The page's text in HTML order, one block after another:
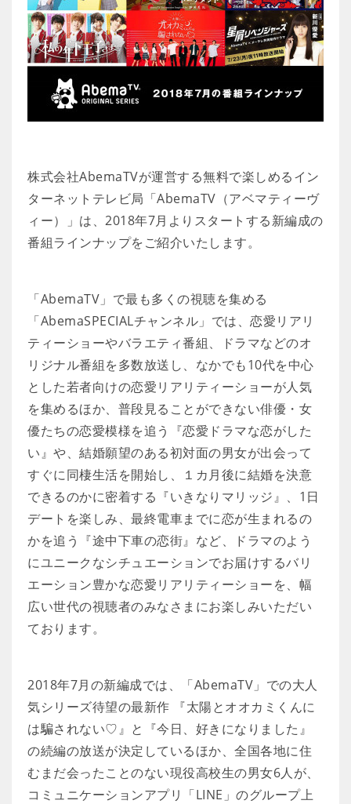
株式会社AbemaTVが運営する無料で楽しめるイン
ターネットテレビ局「AbemaTV（アベマティーヴ
ィー）」は、2018年7月よりスタートする新編成の
番組ラインナップをご紹介いたします。
「AbemaTV」で最も多くの視聴を集める
「AbemaSPECIALチャンネル」では、恋愛リアリ
ティーショーやバラエティ番組、ドラマなどのオ
リジナル番組を多数放送し、なかでも10代を中心
とした若者向けの恋愛リアリティーショーが人気
を集めるほか、普段見ることができない俳優・女
優たちの恋愛模様を追う『恋愛ドラマな恋がした
い』や、結婚願望のある初対面の男女が出会って
すぐに同棲生活を開始し、１カ月後に結婚を決意
できるのかに密着する『いきなりマリッジ』、1日
デートを楽しみ、最終電車までに恋が生まれるの
かを追う『途中下車の恋街』など、ドラマのよう
にユニークなシチュエーションでお届けするバリ
エーション豊かな恋愛リアリティーショーを、幅
広い世代の視聴者のみなさまにお楽しみいただい
ております。
2018年7月の新編成では、「AbemaTV」での大人
気シリーズ待望の最新作 『太陽とオオカミくんに
は騙されない♡』と『今日、好きになりました』
の続編の放送が決定しているほか、全国各地に住
むまだ会ったことのない現役高校生の男女6人が、
コミュニケーションアプリ「LINE」のグループ上